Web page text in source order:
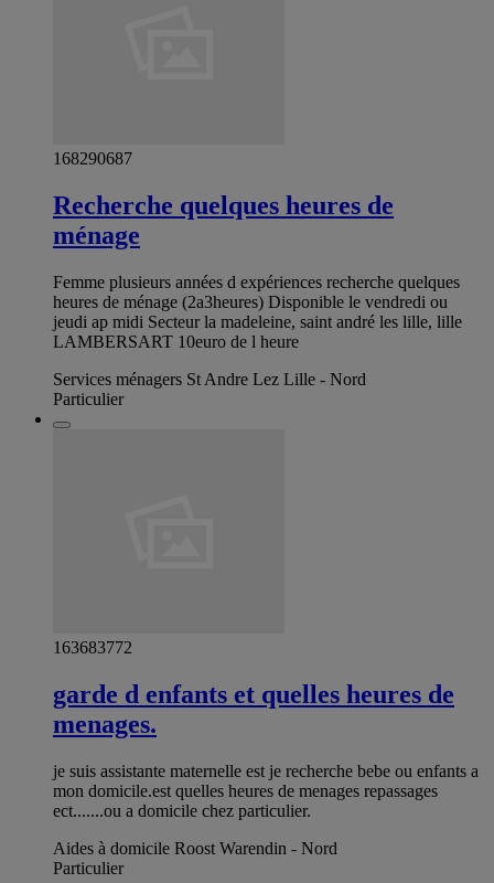
168290687
Recherche quelques heures de
ménage
Femme plusieurs années d expériences recherche quelques
heures de ménage (2a3heures) Disponible le vendredi ou
jeudi ap midi Secteur la madeleine, saint andré les lille, lille
LAMBERSART 10euro de l heure
Services ménagers St Andre Lez Lille - Nord
Particulier
163683772
garde d enfants et quelles heures de
menages.
je suis assistante maternelle est je recherche bebe ou enfants a
mon domicile.est quelles heures de menages repassages
ect.......ou a domicile chez particulier.
Aides à domicile Roost Warendin - Nord
Particulier